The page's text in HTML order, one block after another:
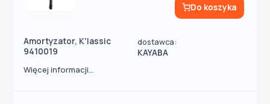
Amortyzator, K'lassic
9410019
dostawca:
KAYABA
Do koszyka
Więcej informacji...